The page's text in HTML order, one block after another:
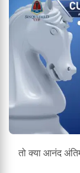
तो क्या आनंद